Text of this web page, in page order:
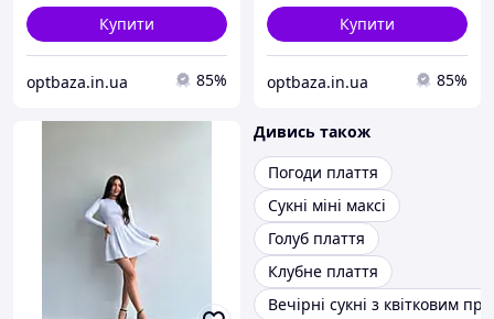
Купити
optbaza.in.ua 85%
Купити
optbaza.in.ua 85%
Дивись також
Погоди плаття
Сукні міні максі
Голуб плаття
Клубне плаття
Вечірні сукні з квітковим